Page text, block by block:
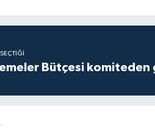
Bütçesi komiteden